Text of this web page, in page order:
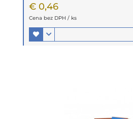
€ 0,46
Cena bez DPH / ks